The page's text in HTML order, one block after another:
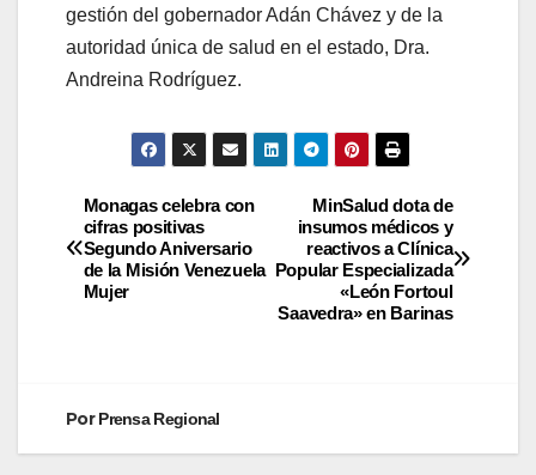
gestión del gobernador Adán Chávez y de la
autoridad única de salud en el estado, Dra.
Andreina Rodríguez.
MinSalud dota de
insumos médicos y
reactivos a Clínica
Popular Especializada
«León Fortoul
Saavedra» en Barinas
Monagas celebra con
cifras positivas
Segundo Aniversario
de la Misión Venezuela
Mujer
PorPrensa Regional